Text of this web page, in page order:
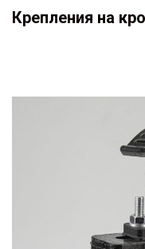
Крепления на